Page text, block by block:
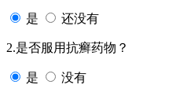
是 还没有
2.是否服用抗癣药物？
是 没有